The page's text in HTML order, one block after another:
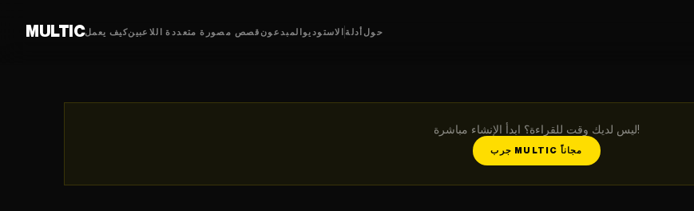
MULTICكيف يعملقصص مصورة متعددة اللاعبين المبدعون الاستوديو أدلة حول
ليس لديك وقت للقراءة؟ ابدأ الإنشاء مباشرة!
جرب MULTIC مجاناً